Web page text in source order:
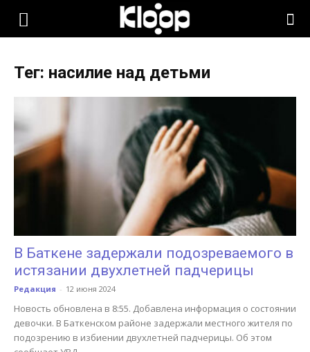
KLOOP.KG
Новости
Тег: насилие над детьми
В Баткене задержали подозреваемого в
истязании двухлетней падчерицы
Редакция - 12 июня 2024
Новость обновлена в 8:55. Добавлена информация о состоянии
девочки. В Баткенском районе задержали местного жителя по
подозрению в избиении двухлетней падчерицы. Об этом